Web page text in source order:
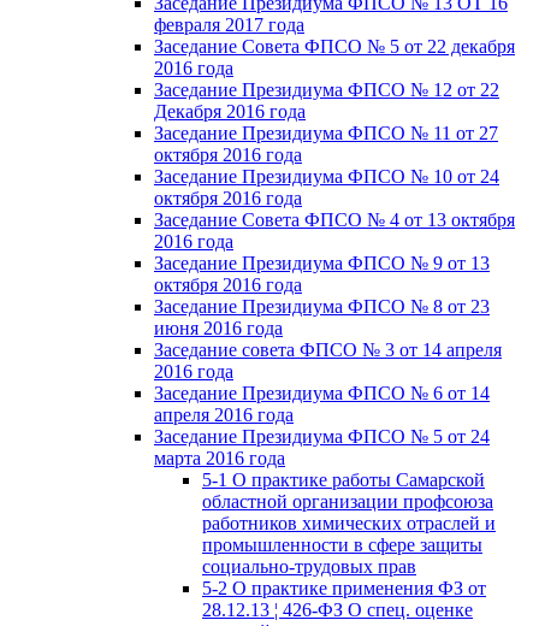
февраля 2017 года
Заседание Совета ФПСО № 5 от 22 декабря
2016 года
Заседание Президиума ФПСО № 12 от 22
Декабря 2016 года
Заседание Президиума ФПСО № 11 от 27
октября 2016 года
Заседание Президиума ФПСО № 10 от 24
октября 2016 года
Заседание Совета ФПСО № 4 от 13 октября
2016 года
Заседание Президиума ФПСО № 9 от 13
октября 2016 года
Заседание Президиума ФПСО № 8 от 23
июня 2016 года
Заседание совета ФПСО № 3 от 14 апреля
2016 года
Заседание Президиума ФПСО № 6 от 14
апреля 2016 года
Заседание Президиума ФПСО № 5 от 24
марта 2016 года
5-1 О практике работы Самарской
областной организации профсоюза
работников химических отраслей и
промышленности в сфере защиты
социально-трудовых прав
5-2 О практике применения ФЗ от
28.12.13 ¦ 426-ФЗ О спец. оценке